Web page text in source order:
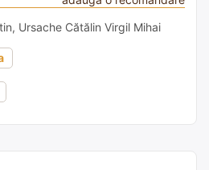
Ursache Cătălin Virgil Mihai